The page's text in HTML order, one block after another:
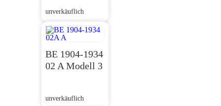
unverkäuflich
BE 1904-1934
02 A Modell 3
unverkäuflich